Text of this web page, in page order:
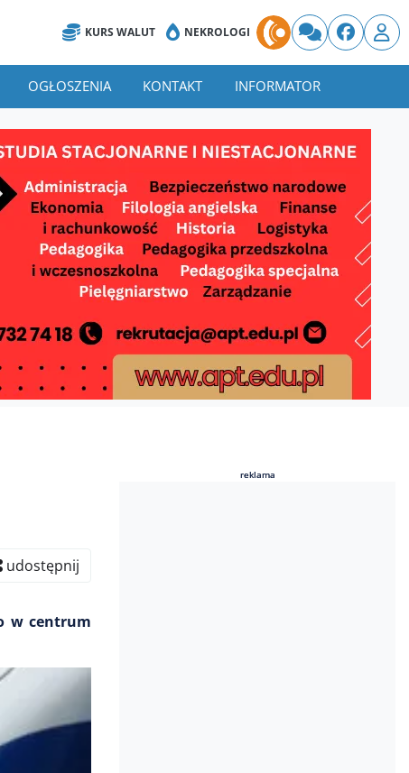
KURS WALUT NEKROLOGI
OGŁOSZENIA KONTAKT INFORMATOR
udostępnij
w centrum
reklama
reklama